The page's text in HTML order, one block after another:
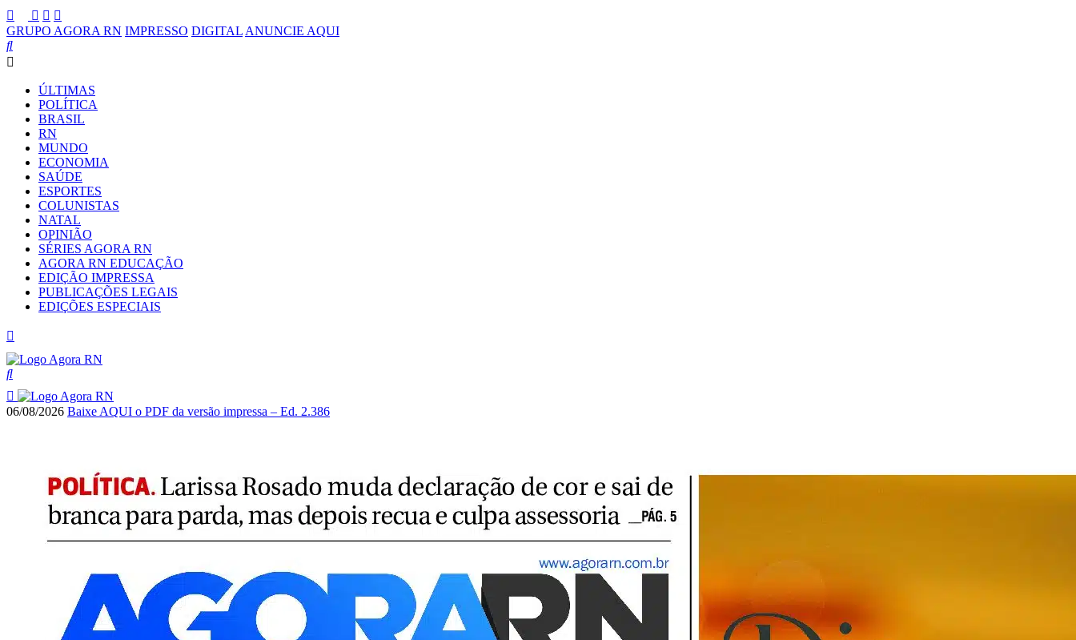
GRUPO AGORA RN IMPRESSO DIGITAL ANUNCIE AQUI
ÚLTIMAS
POLÍTICA
BRASIL
RN
MUNDO
ECONOMIA
SAÚDE
ESPORTES
COLUNISTAS
NATAL
OPINIÃO
SÉRIES AGORA RN
AGORA RN EDUCAÇÃO
EDIÇÃO IMPRESSA
PUBLICAÇÕES LEGAIS
EDIÇÕES ESPECIAIS
06/08/2026 Baixe AQUI o PDF da versão impressa – Ed. 2.386